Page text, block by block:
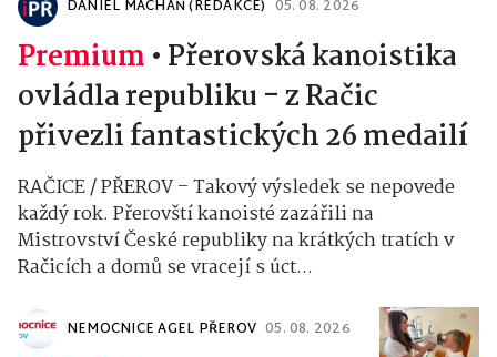
DANIEL MACHÁŇ (REDAKCE) 05. 08. 2026
Premium • Přerovská kanoistika
ovládla republiku - z Račic
přivezli fantastických 26 medailí
RAČICE / PŘEROV – Takový výsledek se nepovede
každý rok. Přerovští kanoisté zazářili na
Mistrovství České republiky na krátkých tratích v
Račicích a domů se vracejí s úct...
NEMOCNICE AGEL PŘEROV 05. 08. 2026